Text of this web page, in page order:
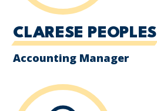
CLARESE PEOPLES
Accounting Manager